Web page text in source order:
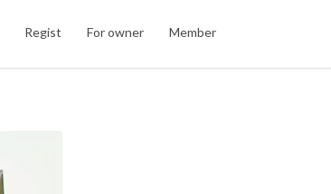
Regist For owner Member